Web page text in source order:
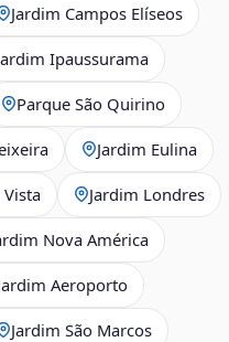
Jardim Campos Elíseos
Ipaussurama
Parque São Quirino
Jardim Eulina
Jardim Londres
Nova América
Aeroporto
Jardim São Marcos